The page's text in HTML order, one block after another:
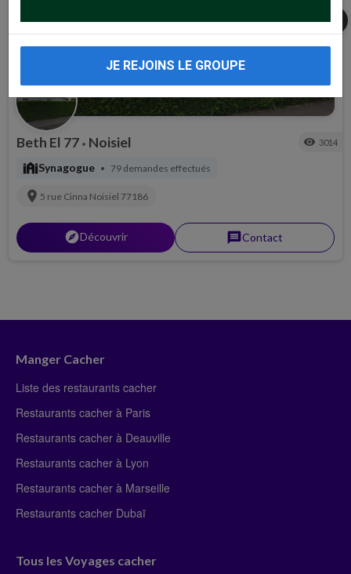
share
Beth El 77 • Noisiel visibility 3014
synagogueSynagogue • 79 demandes effectués
location_on 5 rue Cinna Noisiel 77186
explorerDécouvrir messageContact
Manger Cacher
Liste des restaurants cacher
Restaurants cacher à Paris
Restaurants cacher à Deauville
Restaurants cacher à Lyon
Restaurants cacher à Marseille
Restaurants cacher Dubaï
Tous les Voyages cacher
JE REJOINS LE GROUPE